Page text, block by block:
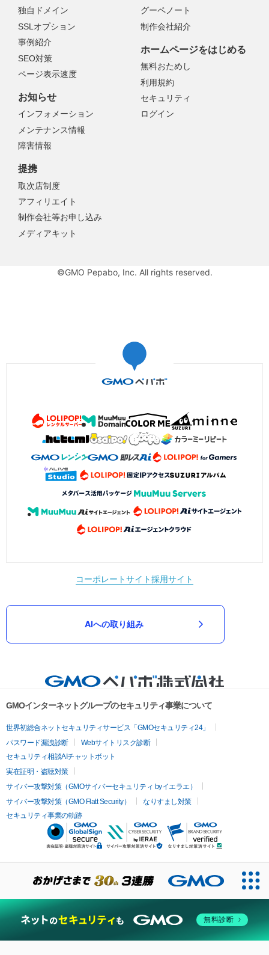
独自ドメイン
SSLオプション
事例紹介
SEO対策
ページ表示速度
グーペノート
制作会社紹介
お知らせ
インフォメーション
メンテナンス情報
障害情報
提携
取次店制度
アフィリエイト
制作会社等お申し込み
メディアキット
ホームページをはじめる
無料おためし
利用規約
セキュリティ
ログイン
©GMO Pepabo, Inc. All rights reserved.
コーポレートサイト採用サイト
AIへの取り組み
GMOインターネットグループのセキュリティ事業について
世界初総合ネットセキュリティサービス「GMOセキュリティ24」
パスワード漏洩診断
Webサイトリスク診断
セキュリティ相談AIチャットボット
実在証明・盗聴対策
サイバー攻撃対策（GMOサイバーセキュリティ byイエラエ）
サイバー攻撃対策（GMO Flatt Security）
なりすまし対策
セキュリティ事業の軌跡
無料診断